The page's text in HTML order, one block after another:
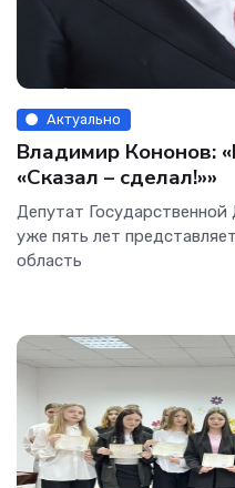
Актуально
Владимир Кононов:
«Сказал – сделал!»»
Депутат
уже пять лет
область